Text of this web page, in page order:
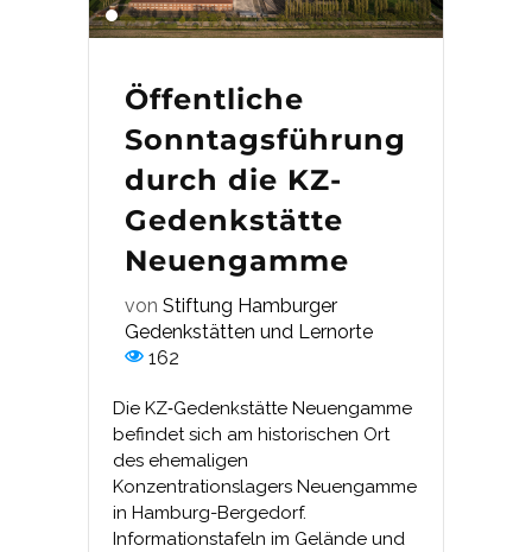
Öffentliche
Sonntagsführung
durch die KZ-
Gedenkstätte
Neuengamme
von Stiftung Hamburger
Gedenkstätten und Lernorte
162
Die KZ‑Gedenkstätte Neuengamme
befindet sich am historischen Ort
des ehemaligen
Konzentrationslagers Neuengamme
in Hamburg-Bergedorf.
Informationstafeln im Gelände und